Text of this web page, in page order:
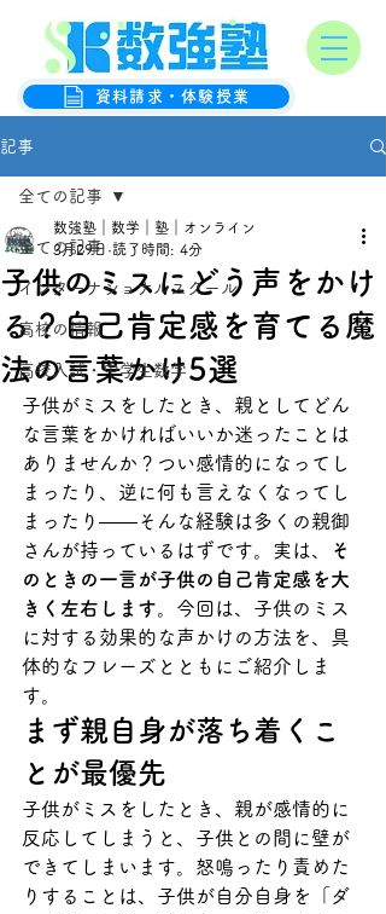
数強塾
オンライン数学克服塾
資料請求・体験授業
記事
全ての記事
インターナショナルスクール
高校の情報
高校入試・中学生数学
全ての記事
子供のミスにどう声をかけ
る？自己肯定感を育てる魔
法の言葉かけ5選
数強塾｜数学｜塾｜オンライン
3月29日 読了時間: 4分
子供がミスをしたとき、親としてどん
な言葉をかければいいか迷ったことは
ありませんか？つい感情的になってし
まったり、逆に何も言えなくなってし
まったり——そんな経験は多くの親御
さんが持っているはずです。実は、
そ
のときの一言が子供の自己肯定感を大
きく左右します 。今回は、子供のミス
に対する効果的な声かけの方法を、具
体的なフレーズとともにご紹介しま
す。
まず親自身が落ち着くこ
とが最優先
子供がミスをしたとき、親が感情的に
反応してしまうと、子供との間に壁が
できてしまいます。怒鳴ったり責めた
りすることは、子供が自分自身を「ダ